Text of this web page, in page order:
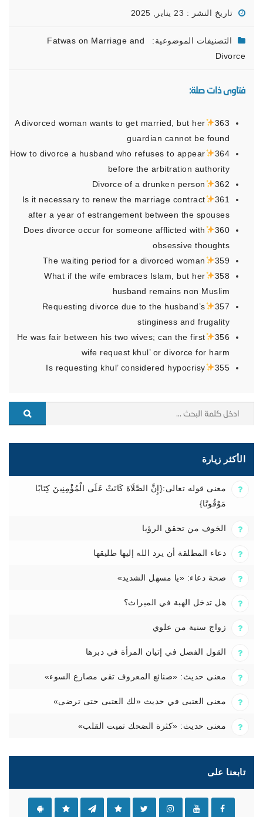
تاريخ النشر : 23 يناير, 2025
التصنيفات الموضوعية: Fatwas on Marriage and
Divorce
فتاوى ذات صلة:
363
A divorced woman wants to get married, but her
guardian cannot be found
364
How to divorce a husband who refuses to appear
before the arbitration authority
362
Divorce of a drunken person
361
Is it necessary to renew the marriage contract
after a year of estrangement between the spouses
360
Does divorce occur for someone afflicted with
obsessive thoughts
359
The waiting period for a divorced woman
358
What if the wife embraces Islam, but her
husband remains non Muslim
357
Requesting divorce due to the husband’s
stinginess and frugality
356
He was fair between his two wives; can the first
wife request khul’ or divorce for harm
355
Is requesting khul’ considered hypocrisy
الأكثر زيارة
معنى قوله تعالى:{إِنَّ الصَّلَاةَ كَانَتْ عَلَى الْمُؤْمِنِينَ كِتَابًا
مَوْقُوتًا}
الخوف من تحقق الرؤيا
دعاء المطلقة أن يرد الله إليها طليقها
صحة دعاء: «يا مسهل الشديد»
هل تدخل الهبة في الميراث؟
زواج سنية من علوي
القول الفصل في إتيان المرأة في دبرها
معنى حديث: «صنائع المعروف تقي مصارع السوء»
معنى العتبى في حديث «لك العتبى حتى ترضى»
معنى حديث: «كثرة الضحك تميت القلب»
تابعنا على